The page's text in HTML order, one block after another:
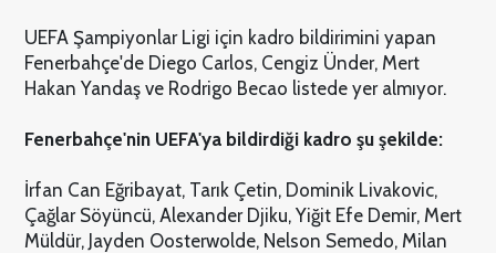
UEFA Şampiyonlar Ligi için kadro bildirimini yapan
Fenerbahçe'de Diego Carlos, Cengiz Ünder, Mert
Hakan Yandaş ve Rodrigo Becao listede yer almıyor.
Fenerbahçe'nin UEFA'ya bildirdiği kadro şu şekilde:
İrfan Can Eğribayat, Tarık Çetin, Dominik Livakovic,
Çağlar Söyüncü, Alexander Djiku, Yiğit Efe Demir, Mert
Müldür, Jayden Oosterwolde, Nelson Semedo, Milan